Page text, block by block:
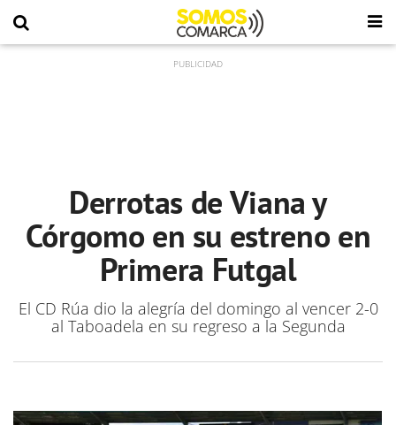
Derrotas de Viana y
Córgomo en su estreno en
Primera Futgal
El CD Rúa dio la alegría del domingo al vencer 2-0
al Taboadela en su regreso a la Segunda